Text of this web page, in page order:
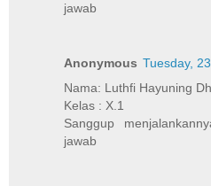
jawab
Anonymous Tuesday,
Nama: Luthfi Hayuning
Kelas : X.1
Sanggup
jawab